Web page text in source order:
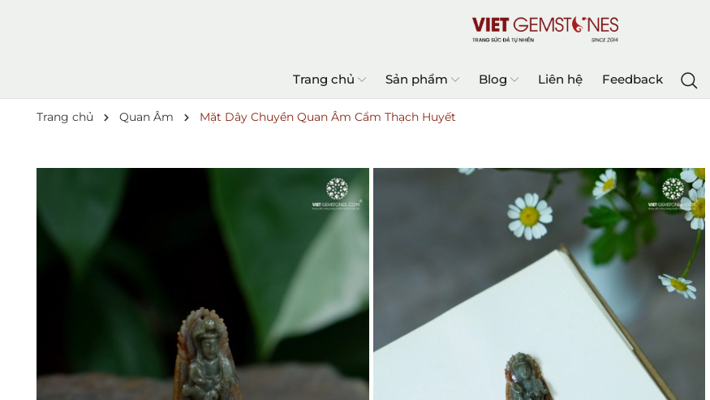
Trang chủ Sản phẩm Blog Liên hệ Feedback
Trang chủ Quan Âm Mặt Dây Chuyền Quan Âm Cẩm Thạch Huyết